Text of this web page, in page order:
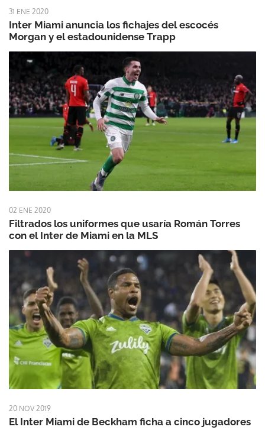
31 ENE 2020
Inter Miami anuncia los fichajes del escocés
Morgan y el estadounidense Trapp
02 ENE 2020
Filtrados los uniformes que usaría Román Torres
con el Inter de Miami en la MLS
20 NOV 2019
El Inter Miami de Beckham ficha a cinco jugadores